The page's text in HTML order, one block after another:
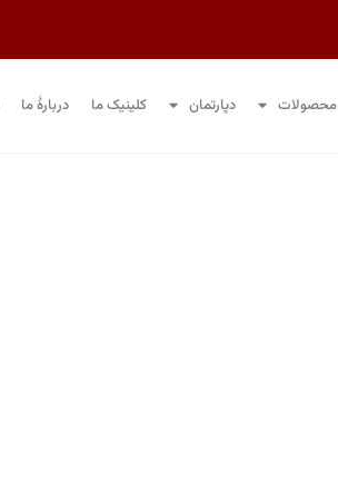
محصولات دپارتمان کلینیک ما دربارۀ ما